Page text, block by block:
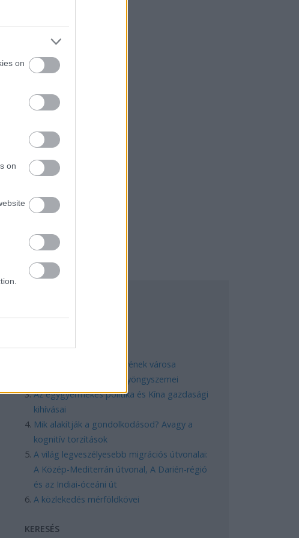
on
on
Manaus: a dzsungel szívének városa
Magyarország rejtett gyöngyszemei
Az egygyermekes politika és Kína gazdasági
kihívásai
Mik alakítják a gondolkodásod? Avagy a
kognitív torzítások
A világ legveszélyesebb migrációs útvonalai:
A Közép-Mediterrán útvonal, A Darién-régió
és az Indiai-óceáni út
A közlekedés mérföldkövei
KERESÉS